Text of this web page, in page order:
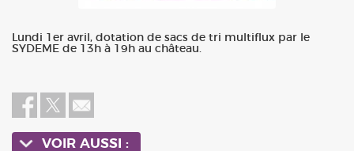
Lundi 1er avril, dotation de sacs de tri multiflux par le
SYDEME de 13h à 19h au château.
VOIR AUSSI :